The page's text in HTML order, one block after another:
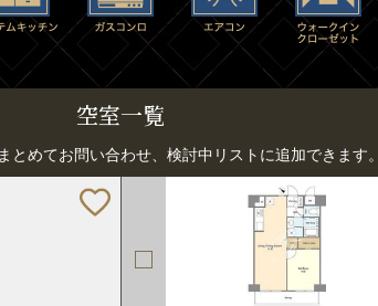
空室一覧
とめてお問い合わせ、検討中リストに追加できます。